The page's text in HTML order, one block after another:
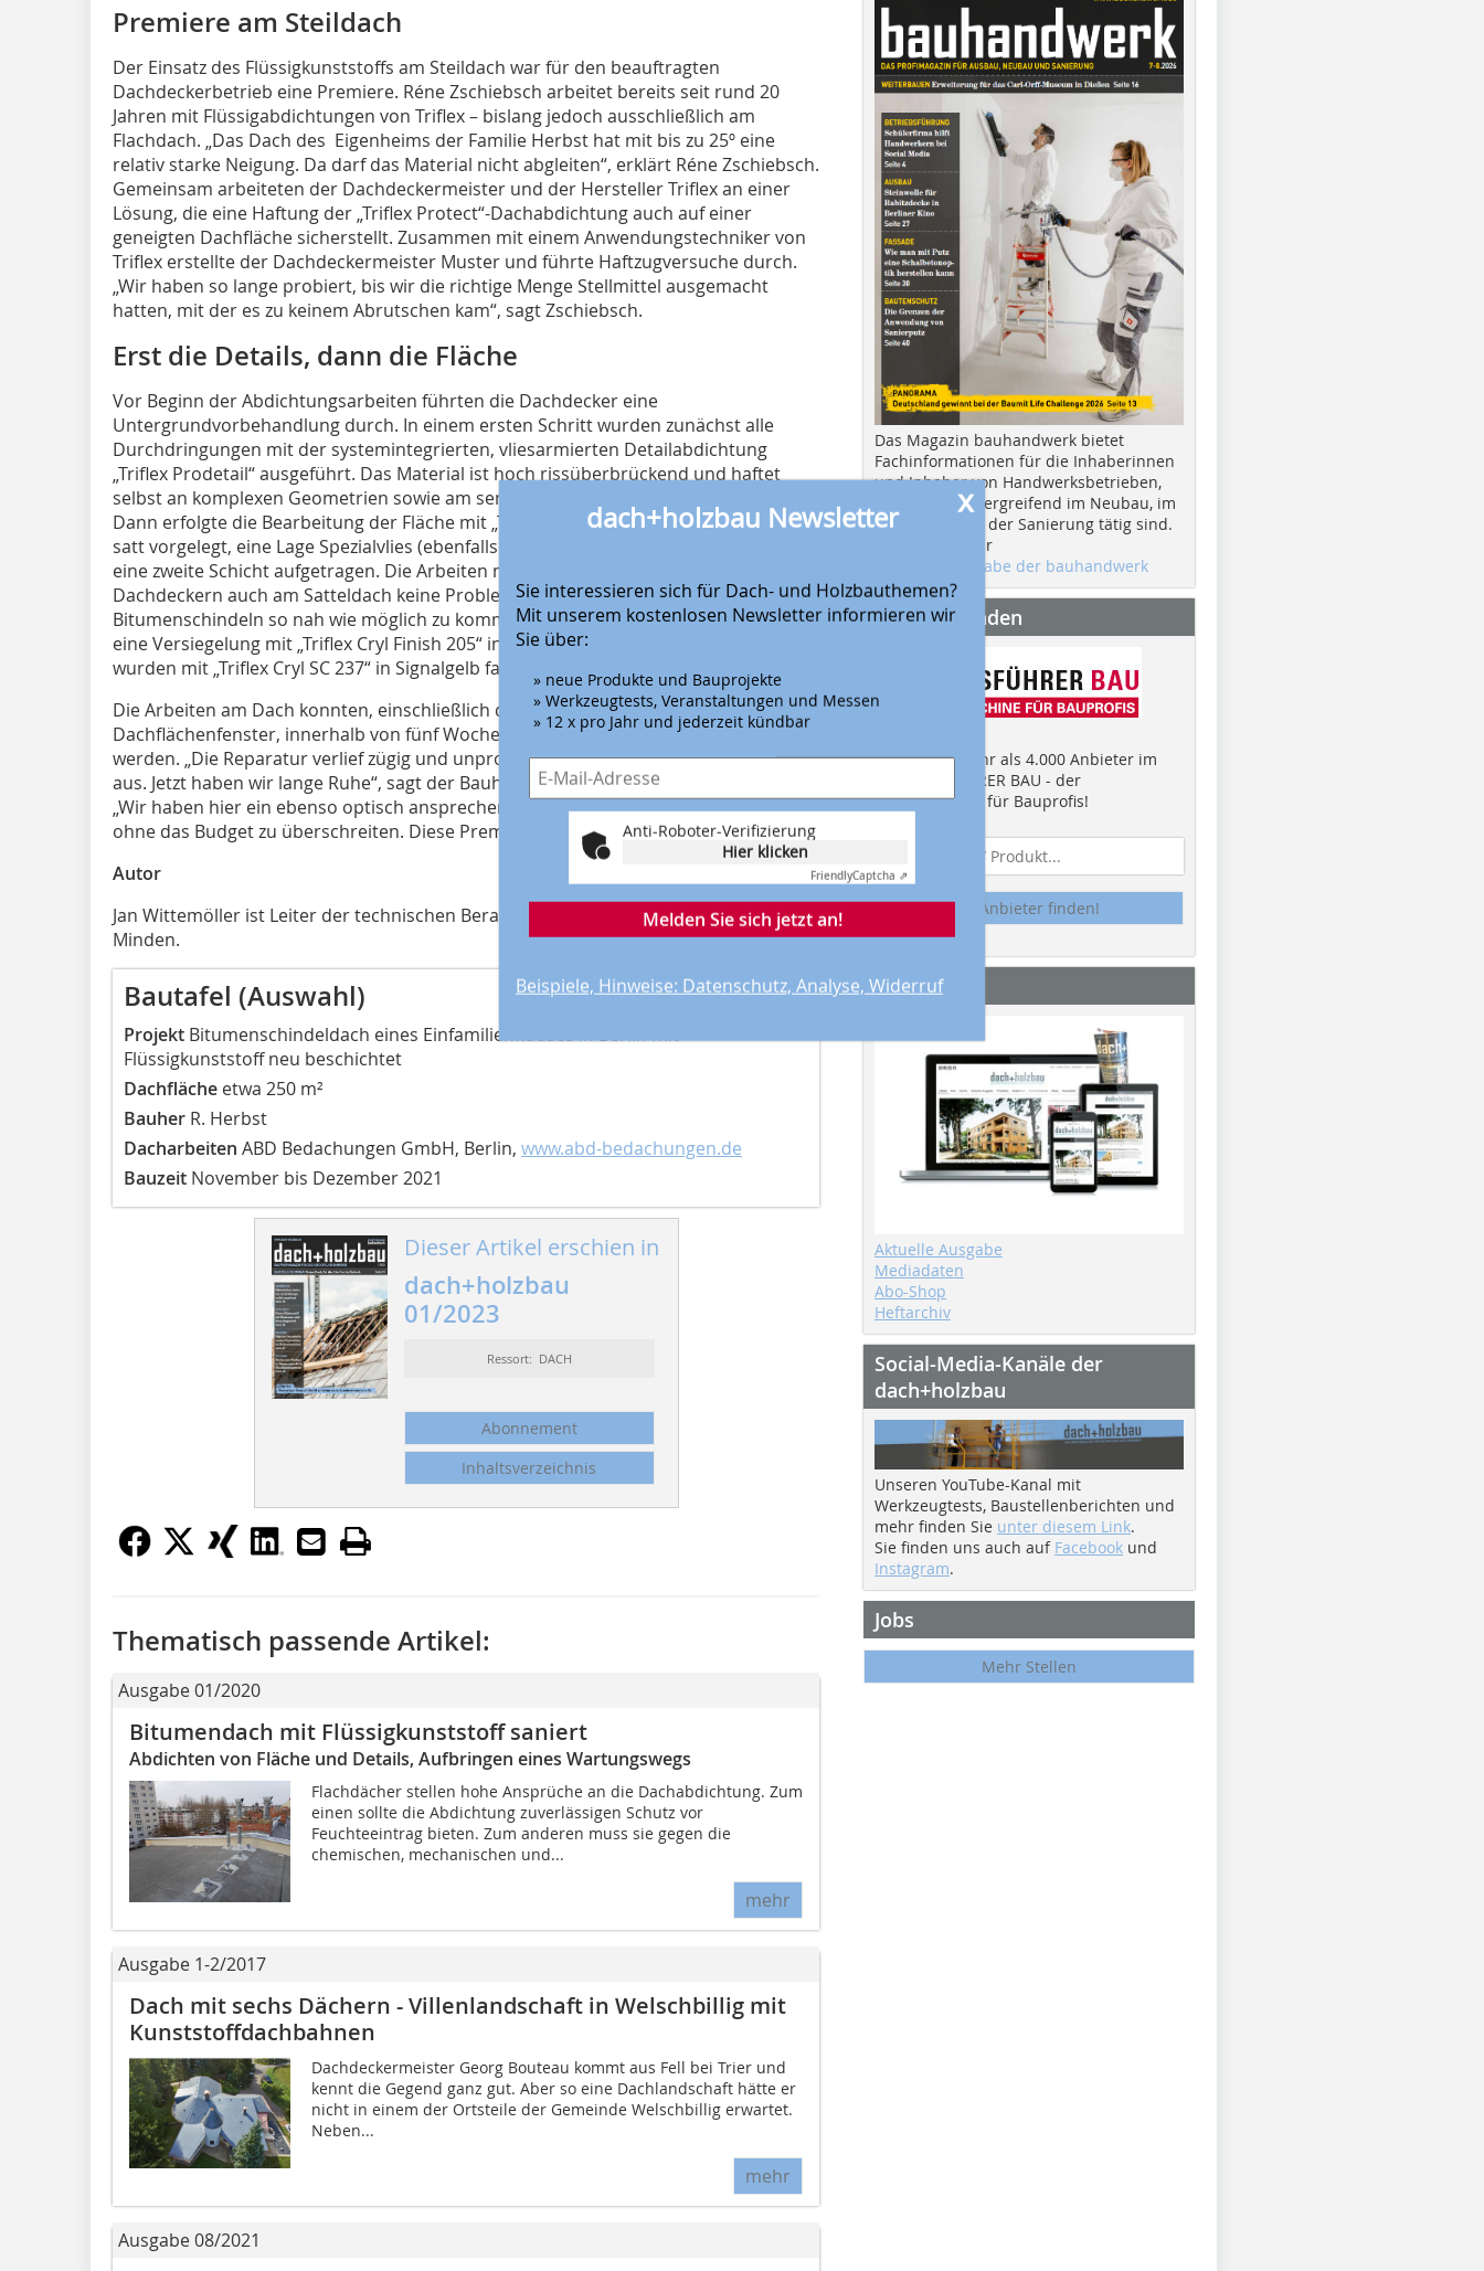
Premiere am Steildach
Der Einsatz des Flüssigkunststoffs am Steildach war für den beauftragten
Dachdeckerbetrieb eine Premiere. Réne Zschiebsch arbeitet bereits seit rund 20
Jahren mit Flüssigabdichtungen von Triflex – bislang jedoch ausschließlich am
Flachdach. „Das Dach des Eigenheims der Familie Herbst hat mit bis zu 25º eine
relativ starke Neigung. Da darf das Material nicht abgleiten“, erklärt Réne Zschiebsch.
Gemeinsam arbeiteten der Dachdeckermeister und der Hersteller Triflex an einer
Lösung, die eine Haftung der „Triflex Protect“-Dachabdichtung auch auf einer
geneigten Dachfläche sicherstellt. Zusammen mit einem Anwendungstechniker von
Triflex erstellte der Dachdeckermeister Muster und führte Haftzugversuche durch.
„Wir haben so lange probiert, bis wir die richtige Menge Stellmittel ausgemacht
hatten, mit der es zu keinem Abrutschen kam“, sagt Zschiebsch.
Erst die Details, dann die Fläche
Vor Beginn der Abdichtungsarbeiten führten die Dachdecker eine
Untergrundvorbehandlung durch. In einem ersten Schritt wurden zunächst alle
Durchdringungen mit der systemintegrierten, vliesarmierten Detailabdichtung
„Triflex Prodetail“ ausgeführt. Das Material ist hoch rissüberbrückend und haftet
selbst an komplexen Geometrien sowie am senkrechten Bauteilanschluss vollflächig.
Dann erfolgte die Bearbeitung der Fläche mit „Triflex Protect“. Dabei wird das Harz
satt vorgelegt, eine Lage Spezialvlies (ebenfalls von Triflex) eingelegt und schließlich
eine zweite Schicht aufgetragen. Die Arbeiten mit der Rolle machten den
Dachdeckern auch am Satteldach keine Probleme. Um dem Farbton der
Bitumenschindeln so nah wie möglich zu kommen, entschied sich der Bauherr für
eine Versiegelung mit „Triflex Cryl Finish 205“ in Blaugrau (7031). Die Wartungswege
wurden mit „Triflex Cryl SC 237“ in Signalgelb farblich abgesetzt.
Die Arbeiten am Dach konnten, einschließlich des Austauschs der
Dachflächenfenster, innerhalb von fünf Wochen im Dezember 2021 fertiggestellt
werden. „Die Reparatur verlief zügig und unproblematisch. Die Farbe sieht sehr gut
aus. Jetzt haben wir lange Ruhe“, sagt der Bauherr. Réne Zschiebsch stimmt ihm zu:
„Wir haben hier ein ebenso optisch ansprechendes wie dauerhaftes Ergebnis erzielt,
ohne das Budget zu überschreiten. Diese Premiere ist uns echt geglückt!“
Autor
Jan Wittemöller ist Leiter der technischen Beratung bei der Triflex GmbH & Co. KG in
Minden.
Bautafel (Auswahl)
Projekt Bitumenschindeldach eines Einfamilienhauses in Berlin mit
Flüssigkunststoff neu beschichtet
Dachfläche etwa 250 m²
Bauher R. Herbst
Dacharbeiten ABD Bedachungen GmbH, Berlin, www.abd-bedachungen.de
Bauzeit November bis Dezember 2021
Dieser Artikel erschien in
dach+holzbau
01/2023
Ressort: DACH
Abonnement
Inhaltsverzeichnis
x
dach+holzbau Newsletter
Sie interessieren sich für Dach- und Holzbauthemen?
Mit unserem kostenlosen Newsletter informieren wir
Sie über:
» neue Produkte und Bauprojekte
» Werkzeugtests, Veranstaltungen und Messen
» 12 x pro Jahr und jederzeit kündbar
Anti-Roboter-Verifizierung
Hier klicken
FriendlyCaptcha ⇗
Melden Sie sich jetzt an!
Beispiele, Hinweise: Datenschutz, Analyse, Widerruf
Thematisch passende Artikel:
Ausgabe 01/2020
Bitumendach mit Flüssigkunststoff saniert
Abdichten von Fläche und Details, Aufbringen eines Wartungswegs
Flachdächer stellen hohe Ansprüche an die Dachabdichtung. Zum
einen sollte die Abdichtung zuverlässigen Schutz vor
Feuchteeintrag bieten. Zum anderen muss sie gegen die
chemischen, mechanischen und...
mehr
Ausgabe 1-2/2017
Dach mit sechs Dächern - Villenlandschaft in Welschbillig mit
Kunststoffdachbahnen
Dachdeckermeister Georg Bouteau kommt aus Fell bei Trier und
kennt die Gegend ganz gut. Aber so eine Dachlandschaft hätte er
nicht in einem der Ortsteile der Gemeinde Welschbillig erwartet.
Neben...
mehr
Ausgabe 08/2021
Das Magazin bauhandwerk bietet
Fachinformationen für die Inhaberinnen
und Inhaber von Handwerksbetrieben,
die gewerkeübergreifend im Neubau, im
Ausbau und in der Sanierung tätig sind.
Hier geht es zur
aktuellen Ausgabe der bauhandwerk
Anbieter finden
Finden Sie mehr als 4.000 Anbieter im
EINKAUFSFÜHRER BAU - der
Suchmaschine für Bauprofis!
Anbieter finden!
Service
Aktuelle Ausgabe
Mediadaten
Abo-Shop
Heftarchiv
Social-Media-Kanäle der
dach+holzbau
Unseren YouTube-Kanal mit
Werkzeugtests, Baustellenberichten und
mehr finden Sie unter diesem Link.
Sie finden uns auch auf Facebook und
Instagram.
Jobs
Mehr Stellen